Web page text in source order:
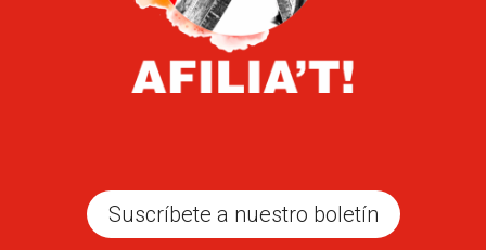
Suscríbete a nuestro boletín